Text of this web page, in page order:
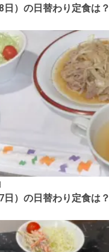
日）の日替わり定食は？
日）の日替わり定食は？